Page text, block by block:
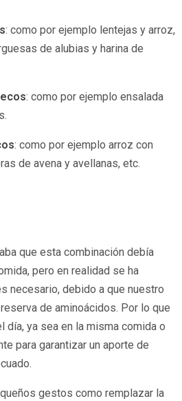
: como por ejemplo lentejas y arroz,
de alubias y harina de
: como por ejemplo ensalada
: como por ejemplo arroz con
de avena y avellanas, etc.
que esta combinación debía
pero en realidad se ha
necesario, debido a que nuestro
de aminoácidos. Por lo que
día, ya sea en la misma comida o
para garantizar un aporte de
gestos como remplazar la